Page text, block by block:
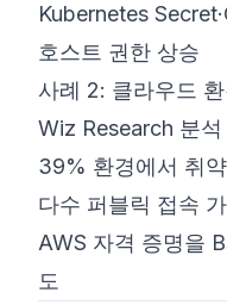
Kubernetes
호스트 권한 상승
사례 2: 클라우드
Wiz Research 분석
39% 환경에서 취
다수 퍼블릭 접속
AWS 자격 증명을
도